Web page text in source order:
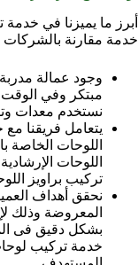
أبرز ما يميزنا في
خدمة مقارنة بالشركات
وجود عمالة
مبتكر وفي الوقت
نستخدم معدات
يتعامل فريقنا
اللوحات الخاصة
اللوحات
تركيب براويز
نحقق أهداف
المعروضة وذلك
بشكل دقيق فى
خدمة تركيب